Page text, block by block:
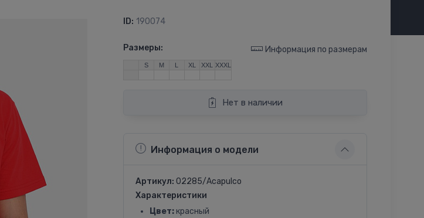
ID: 190074
Размеры: Информация по размерам
S M L XL XXL XXXL
Нет в наличии
Информация о модели
Артикул: 02285/Acapulco
Характеристики
Цвет:красный